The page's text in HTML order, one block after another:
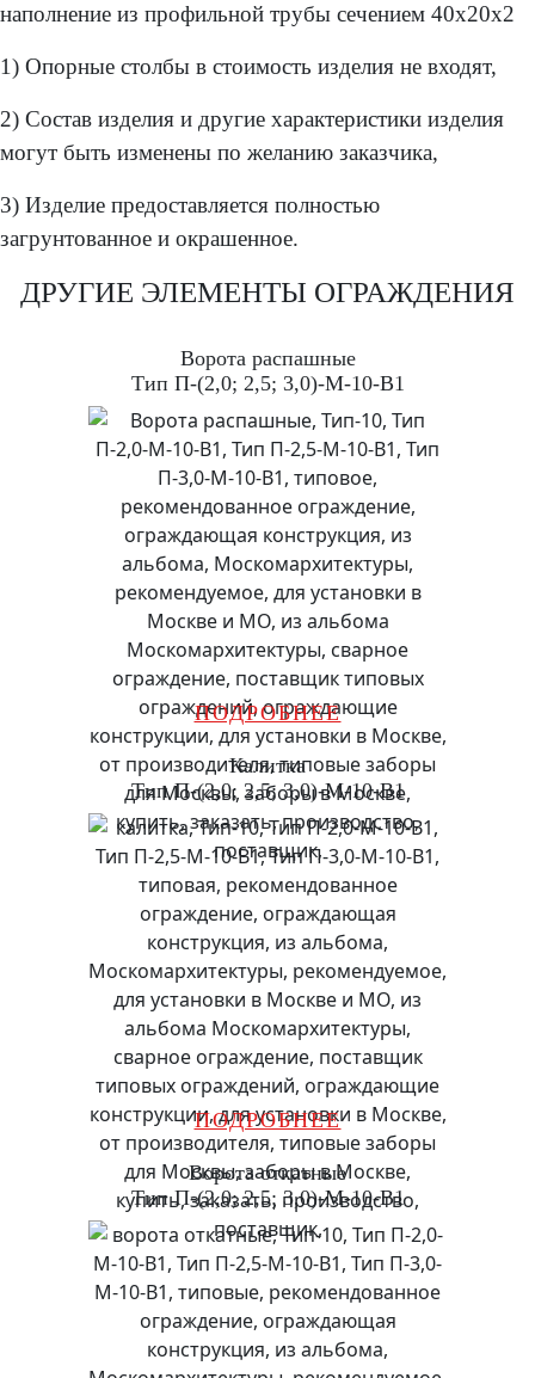
наполнение из профильной трубы сечением 40х20х2
1) Опорные столбы в стоимость изделия не входят,
2) Состав изделия и другие характеристики изделия
могут быть изменены по желанию заказчика,
3) Изделие предоставляется полностью
загрунтованное и окрашенное.
ДРУГИЕ ЭЛЕМЕНТЫ ОГРАЖДЕНИЯ
Ворота распашные
Тип П-(2,0; 2,5; 3,0)-М-10-В1
ПОДРОБНЕЕ
Калитка
Тип П-(2,0; 2,5; 3,0)-М-10-В1
ПОДРОБНЕЕ
Ворота откатные
Тип П-(2,0; 2,5; 3,0)-М-10-В1